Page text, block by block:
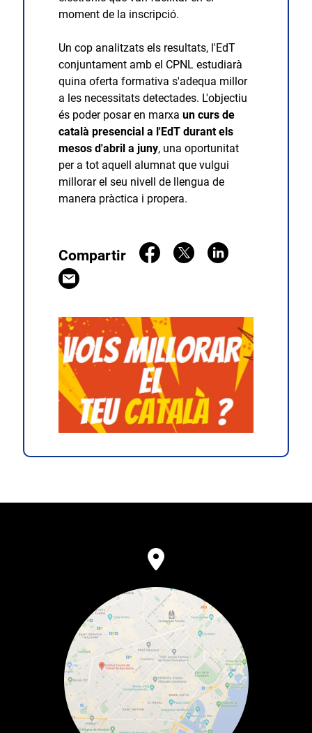
moment de la inscripció.
Un cop analitzats els resultats, l'EdT
conjuntament amb el CPNL estudiarà
quina oferta formativa s'adequa millor
a les necessitats detectades. L'objectiu
és poder posar en marxa un curs de
català presencial a l'EdT durant els
mesos d'abril a juny, una oportunitat
per a tot aquell alumnat que vulgui
millorar el seu nivell de llengua de
manera pràctica i propera.
Compartir